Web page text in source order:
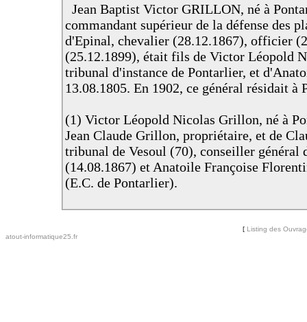
Jean Baptist Victor GRILLON, né à
commandant supérieur de la défense des
d'Epinal, chevalier (28.12.1867), officier
(25.12.1899), était fils de Victor Léopold
tribunal d'instance de Pontarlier, et
13.08.1805. En 1902, ce général résidait à
(1) Victor Léopold Nicolas Grillon, né à
Jean Claude Grillon, propriétaire, et de
tribunal de Vesoul (70), conseiller général
(14.08.1867) et Anatoile Françoise
(E.C. de Pontarlier).
[ Listing des
atout-informatique25.fr